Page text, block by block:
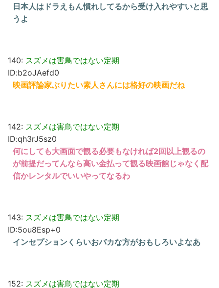
日本人はドラえもん慣れしてるから受け入れやすいと思
うよ
140: スズメは害鳥ではない定期
ID:b2oJAefd0
映画評論家ぶりたい素人さんには格好の映画だね
142: スズメは害鳥ではない定期
ID:qh3rJ5sz0
何にしても大画面で観る必要もなければ2回以上観るの
が前提だってんなら高い金払って観る映画館じゃなく配
信かレンタルでいいやってなるわ
143: スズメは害鳥ではない定期
ID:5ou8Esp+0
インセプションくらいおバカな方がおもしろいよなあ
152: スズメは害鳥ではない定期